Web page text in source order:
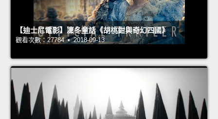
【迪士尼電影】凜冬童話《胡桃鉗與奇幻四國》
觀看次數：27784 • 2018-09-13